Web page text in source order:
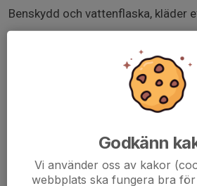
Benskydd och vattenflaska, kläder
Godkänn
Vi använder oss av kakor
webbplats ska fungera bra för